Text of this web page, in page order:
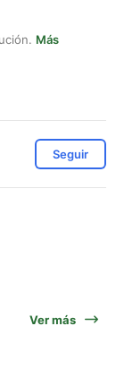
Más
Seguir
Ver más